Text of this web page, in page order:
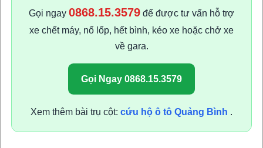
Gọi ngay 0868.15.3579 để được tư vấn hỗ trợ
xe chết máy, nổ lốp, hết bình, kéo xe hoặc chở xe
về gara.
Gọi Ngay 0868.15.3579
Xem thêm bài trụ cột: cứu hộ ô tô Quảng Bình .